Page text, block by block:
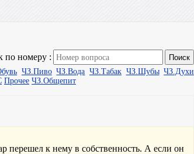
по номеру :
ЧЗ.Пиво ЧЗ.Вода ЧЗ.Табак ЧЗ.Шубы ЧЗ.Духи
Прочее ЧЗ.Общепит
перешел к нему в собственность. А если он